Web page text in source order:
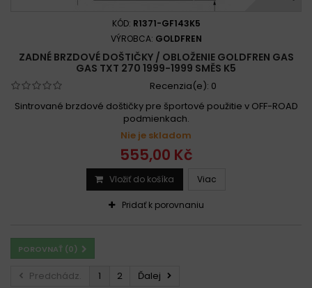
KÓD: R1371-GF143K5
VÝROBCA: GOLDFREN
ZADNÉ BRZDOVÉ DOŠTIČKY / OBLOŽENIE GOLDFREN GAS
GAS TXT 270 1999-1999 SMĚS K5
Recenzia(e): 0
Sintrované brzdové doštičky pre športové použitie v OFF-ROAD
podmienkach.
Nie je skladom
555,00 Kč
Vložiť do košíka Viac
Pridať k porovnaniu
POROVNAŤ (0)
Predchádz. 1 2 Ďalej